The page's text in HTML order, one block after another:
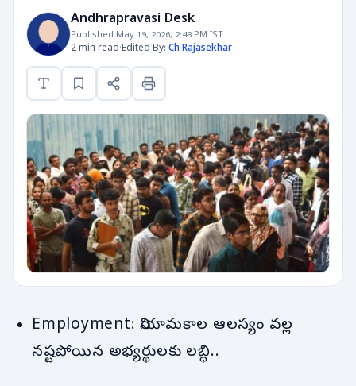
Andhrapravasi Desk
Published May 19, 2026, 2:43 PM IST
2 min read·Edited By: Ch Rajasekhar
Employment: నియామకాల ఆలస్యం వల్ల
నష్టపోయిన అభ్యర్థులకు లబ్ధి..